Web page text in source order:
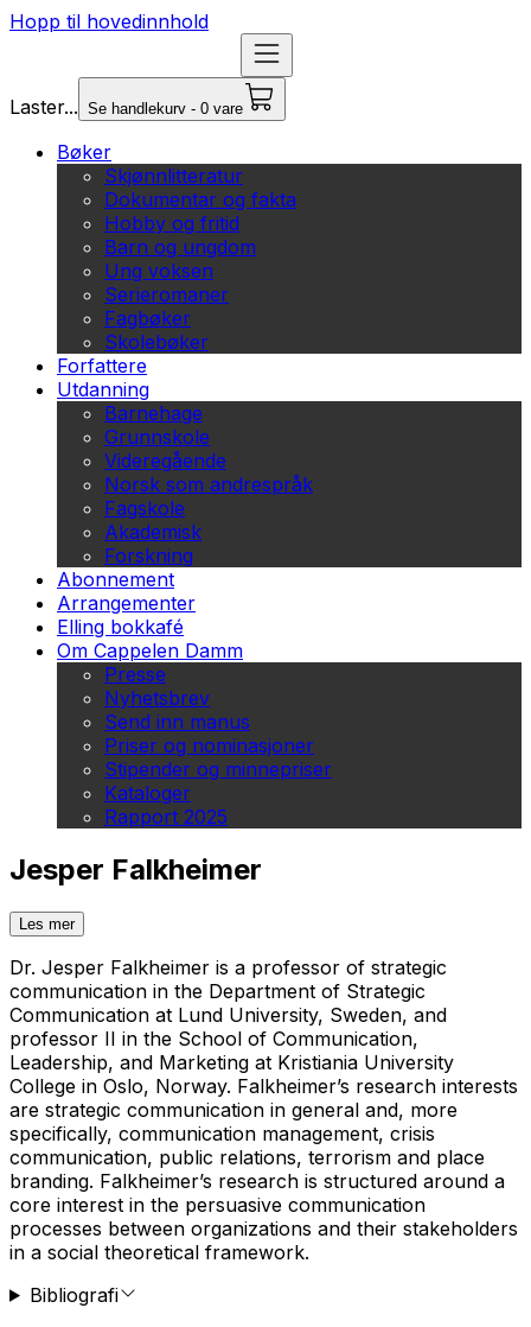
Hopp til hovedinnhold
Laster... Se handlekurv - 0 vare
Bøker
Skjønnlitteratur
Dokumentar og fakta
Hobby og fritid
Barn og ungdom
Ung voksen
Serieromaner
Fagbøker
Skolebøker
Forfattere
Utdanning
Barnehage
Grunnskole
Videregående
Norsk som andrespråk
Fagskole
Akademisk
Forskning
Abonnement
Arrangementer
Elling bokkafé
Om Cappelen Damm
Presse
Nyhetsbrev
Send inn manus
Priser og nominasjoner
Stipender og minnepriser
Kataloger
Rapport 2025
Jesper Falkheimer
Les mer
Dr. Jesper Falkheimer is a professor of strategic
communication in the Department of Strategic
Communication at Lund University, Sweden, and
professor II in the School of Communication,
Leadership, and Marketing at Kristiania University
College in Oslo, Norway. Falkheimer’s research interests
are strategic communication in general and, more
specifically, communication management, crisis
communication, public relations, terrorism and place
branding. Falkheimer’s research is structured around a
core interest in the persuasive communication
processes between organizations and their stakeholders
in a social theoretical framework.
Bibliografi